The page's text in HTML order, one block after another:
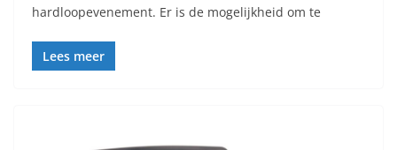
hardloopevenement. Er is de mogelijkheid om te
Lees meer